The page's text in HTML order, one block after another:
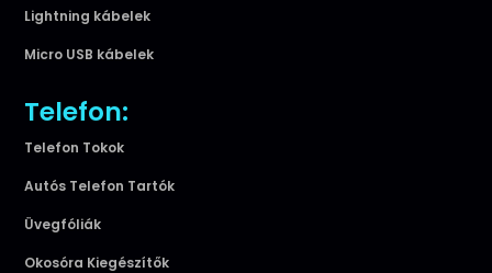
Lightning kábelek
Micro USB kábelek
Telefon:
Telefon Tokok
Autós Telefon Tartók
Üvegfóliák
Okosóra Kiegészítők